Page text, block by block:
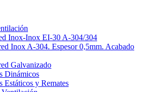
Inox-Inox EI-30 A-304/304
Inox A-304. Espesor 0,5mm. Acabado
Galvanizado
Dinámicos
Estáticos y Remates